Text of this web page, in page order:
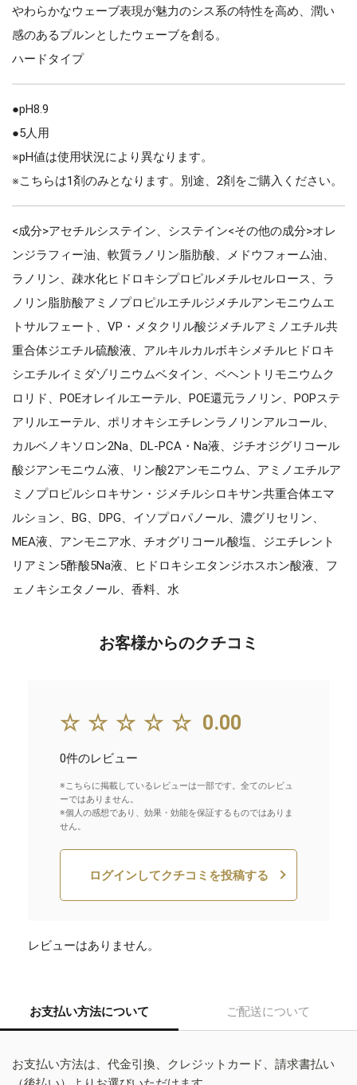
やわらかなウェーブ表現が魅力のシス系の特性を高め、潤い
感のあるプルンとしたウェーブを創る。
ハードタイプ
●pH8.9
●5人用
※pH値は使用状況により異なります。
※こちらは1剤のみとなります。別途、2剤をご購入ください。
<成分>アセチルシステイン、システイン<その他の成分>オレ
ンジラフィー油、軟質ラノリン脂肪酸、メドウフォーム油、
ラノリン、疎水化ヒドロキシプロピルメチルセルロース、ラ
ノリン脂肪酸アミノプロピルエチルジメチルアンモニウムエ
トサルフェート、VP・メタクリル酸ジメチルアミノエチル共
重合体ジエチル硫酸液、アルキルカルボキシメチルヒドロキ
シエチルイミダゾリニウムベタイン、ベヘントリモニウムク
ロリド、POEオレイルエーテル、POE還元ラノリン、POPステ
アリルエーテル、ポリオキシエチレンラノリンアルコール、
カルベノキソロン2Na、DL-PCA・Na液、ジチオジグリコール
酸ジアンモニウム液、リン酸2アンモニウム、アミノエチルア
ミノプロピルシロキサン・ジメチルシロキサン共重合体エマ
ルション、BG、DPG、イソプロパノール、濃グリセリン、
MEA液、アンモニア水、チオグリコール酸塩、ジエチレント
リアミン5酢酸5Na液、ヒドロキシエタンジホスホン酸液、フ
ェノキシエタノール、香料、水
お客様からのクチコミ
☆☆☆☆☆ 0.00
0件のレビュー
※こちらに掲載しているレビューは一部です。全てのレビュ
ーではありません。
※個人の感想であり、効果・効能を保証するものではありま
せん。
ログインしてクチコミを投稿する
レビューはありません。
お支払い方法について ご配送について
お支払い方法は、代金引換、クレジットカード、請求書払い